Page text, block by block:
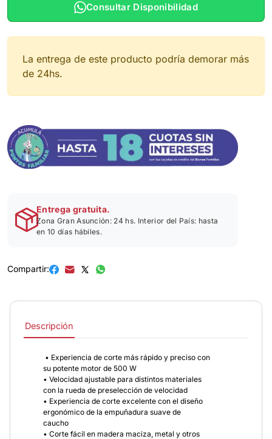
Consultar Disponibilidad
La entrega de este producto podría demorar más
de 24hs.
Entrega gratuita.
Zona Gran Asunción: 24 hs. Interior del País: hasta
en 10 días hábiles.
Compartir:
Descripción
• Experiencia de corte más rápido y preciso con
su potente motor de 500 W
• Velocidad ajustable para distintos materiales
con la rueda de preselección de velocidad
• Experiencia de corte excelente con el diseño
ergonómico de la empuñadura suave de
caucho
• Corte fácil en madera maciza, metal y otros